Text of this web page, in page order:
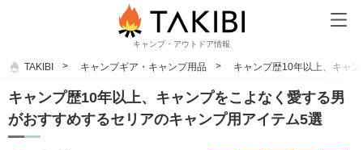
キャンプ・アウトドア情報
TAKIBI キャンプギア・キャンプ用品 キャンプ歴10年以上、キャ
キャンプ歴10年以上、キャンプをこよなく愛する男
がおすすめするセリアのキャンプ用アイテム5選